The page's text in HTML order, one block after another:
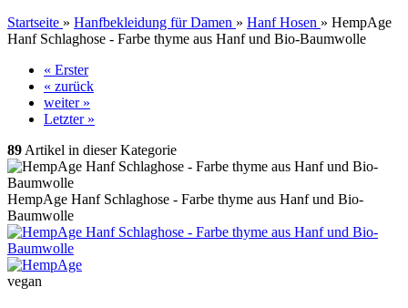
Startseite » Hanfbekleidung für Damen » Hanf Hosen » HempAge
Hanf Schlaghose - Farbe thyme aus Hanf und Bio-Baumwolle
« Erster
« zurück
weiter »
Letzter »
89 Artikel in dieser Kategorie
HempAge Hanf Schlaghose - Farbe thyme aus Hanf und Bio-
Baumwolle
vegan